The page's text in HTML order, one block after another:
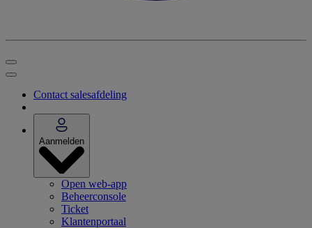
Contact salesafdeling
Aanmelden
Open web-app
Beheerconsole
Ticket
Klantenportaal